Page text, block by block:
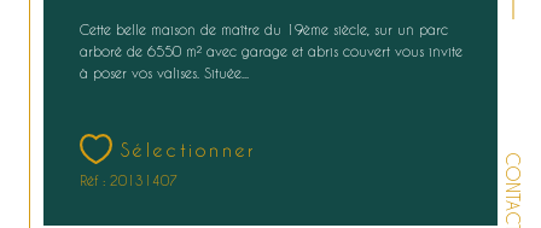
CONTACT
Cette belle maison de maître du 19ème siècle, sur un parc
arboré de 6550 m² avec garage et abris couvert vous invite
à poser vos valises. Située...
Sélectionner
Réf : 20131407